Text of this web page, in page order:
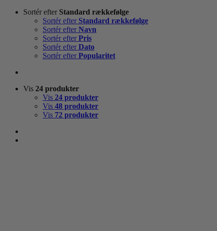
Sortér efter Standard rækkefølge
Sortér efter Standard rækkefølge
Sortér efter Navn
Sortér efter Pris
Sortér efter Dato
Sortér efter Popularitet
Vis 24 produkter
Vis 24 produkter
Vis 48 produkter
Vis 72 produkter